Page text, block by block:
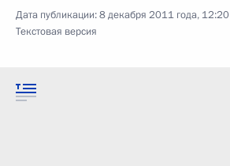
Дата публикации:8 декабря 2011 года, 12:20
Текстовая версия